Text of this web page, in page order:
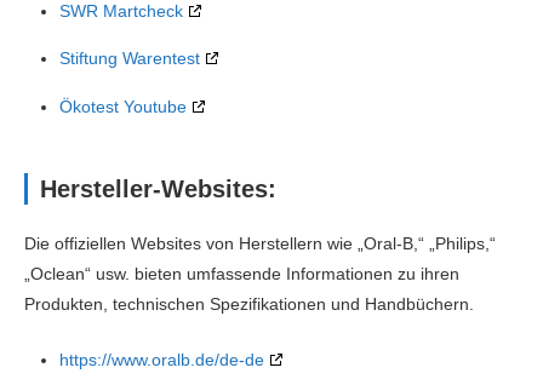
SWR Martcheck
Stiftung Warentest
Ökotest Youtube
Hersteller-Websites:
Die offiziellen Websites von Herstellern wie „Oral-B,“ „Philips,“
„Oclean“ usw. bieten umfassende Informationen zu ihren
Produkten, technischen Spezifikationen und Handbüchern.
https://www.oralb.de/de-de